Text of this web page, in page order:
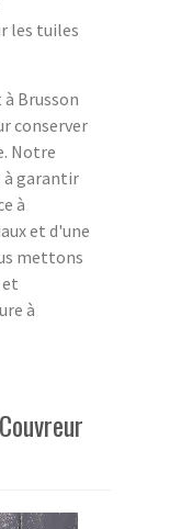
les tuiles
Brusson
conserver
Notre
à garantir
à
et d'une
mettons
à